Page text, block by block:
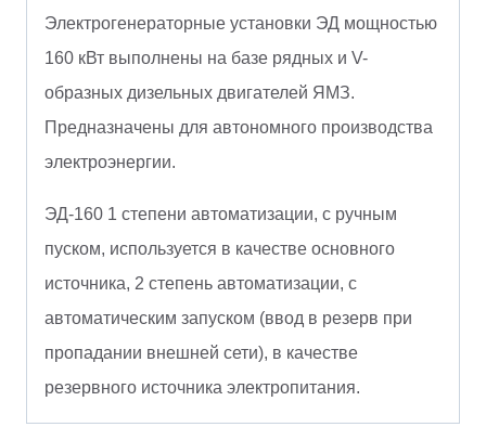
Электрогенераторные установки ЭД мощностью
160 кВт выполнены на базе рядных и V-
образных дизельных двигателей ЯМЗ.
Предназначены для автономного производства
электроэнергии.
ЭД-160 1 степени автоматизации, с ручным
пуском, используется в качестве основного
источника, 2 степень автоматизации, с
автоматическим запуском (ввод в резерв при
пропадании внешней сети), в качестве
резервного источника электропитания.